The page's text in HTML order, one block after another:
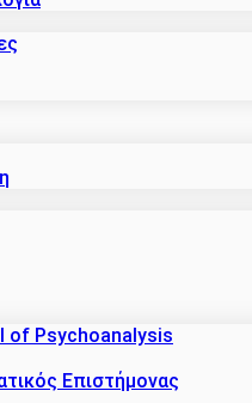
of Psychoanalysis
Επιστήμονας